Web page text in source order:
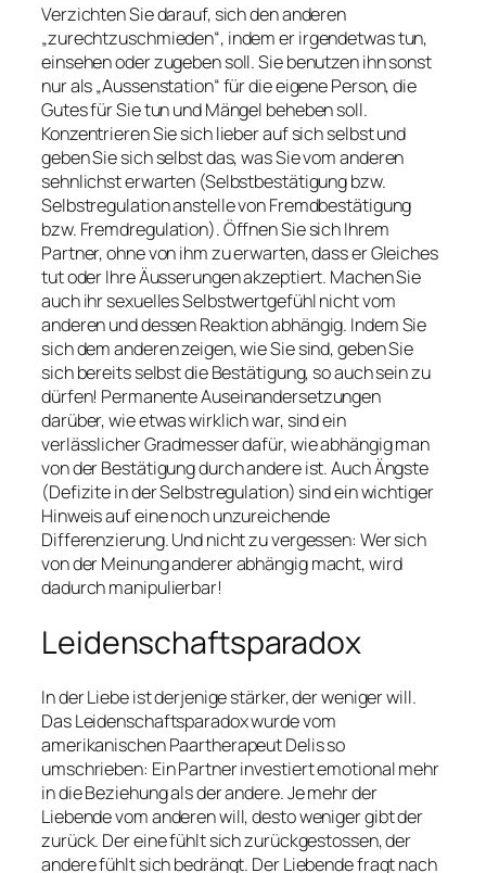
Verzichten Sie darauf, sich den anderen
„zurechtzuschmieden“, indem er irgendetwas tun,
einsehen oder zugeben soll. Sie benutzen ihn sonst
nur als „Aussenstation“ für die eigene Person, die
Gutes für Sie tun und Mängel beheben soll.
Konzentrieren Sie sich lieber auf sich selbst und
geben Sie sich selbst das, was Sie vom anderen
sehnlichst erwarten (Selbstbestätigung bzw.
Selbstregulation anstelle von Fremdbestätigung
bzw. Fremdregulation). Öffnen Sie sich Ihrem
Partner, ohne von ihm zu erwarten, dass er Gleiches
tut oder Ihre Äusserungen akzeptiert. Machen Sie
auch ihr sexuelles Selbstwertgefühl nicht vom
anderen und dessen Reaktion abhängig. Indem Sie
sich dem anderen zeigen, wie Sie sind, geben Sie
sich bereits selbst die Bestätigung, so auch sein zu
dürfen! Permanente Auseinandersetzungen
darüber, wie etwas wirklich war, sind ein
verlässlicher Gradmesser dafür, wie abhängig man
von der Bestätigung durch andere ist. Auch Ängste
(Defizite in der Selbstregulation) sind ein wichtiger
Hinweis auf eine noch unzureichende
Differenzierung. Und nicht zu vergessen: Wer sich
von der Meinung anderer abhängig macht, wird
dadurch manipulierbar!
Leidenschaftsparadox
In der Liebe ist derjenige stärker, der weniger will.
Das Leidenschaftsparadox wurde vom
amerikanischen Paartherapeut Delis so
umschrieben: Ein Partner investiert emotional mehr
in die Beziehung als der andere. Je mehr der
Liebende vom anderen will, desto weniger gibt der
zurück. Der eine fühlt sich zurückgestossen, der
andere fühlt sich bedrängt. Der Liebende fragt nach